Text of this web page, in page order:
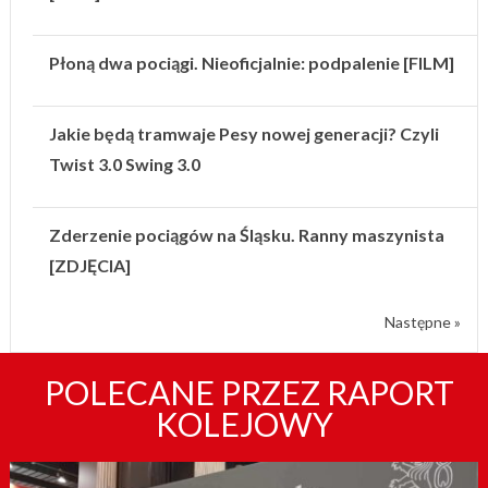
Płoną dwa pociągi. Nieoficjalnie: podpalenie [FILM]
Jakie będą tramwaje Pesy nowej generacji? Czyli
Twist 3.0 Swing 3.0
Zderzenie pociągów na Śląsku. Ranny maszynista
[ZDJĘCIA]
Następne »
POLECANE PRZEZ RAPORT
KOLEJOWY